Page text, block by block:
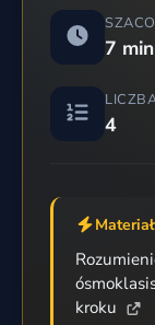
7 min
4
kroku